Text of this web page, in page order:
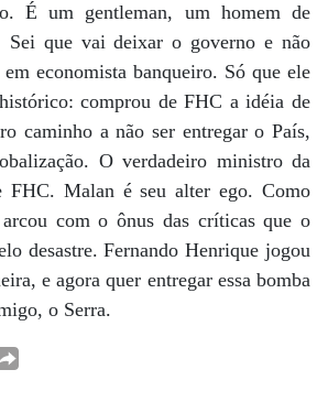
É um gentleman, um homem de
Sei que vai deixar o governo e não
economista banqueiro. Só que ele
comprou de FHC a idéia de
caminho a não ser entregar o País,
O verdadeiro ministro da
FHC. Malan é seu alter ego. Como
com o ônus das críticas que o
desastre. Fernando Henrique jogou
e agora quer entregar essa bomba
o Serra.